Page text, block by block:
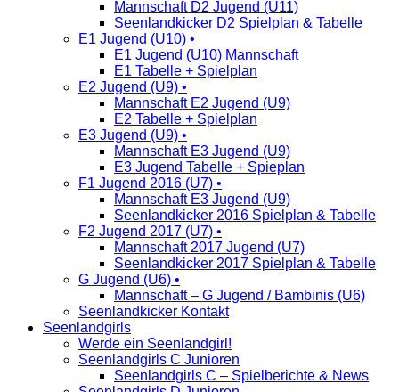
Mannschaft D2 Jugend (U11)
Seenlandkicker D2 Spielplan & Tabelle
E1 Jugend (U10) •
E1 Jugend (U10) Mannschaft
E1 Tabelle + Spielplan
E2 Jugend (U9) •
Mannschaft E2 Jugend (U9)
E2 Tabelle + Spielplan
E3 Jugend (U9) •
Mannschaft E3 Jugend (U9)
E3 Jugend Tabelle + Spieplan
F1 Jugend 2016 (U7) •
Mannschaft E3 Jugend (U9)
Seenlandkicker 2016 Spielplan & Tabelle
F2 Jugend 2017 (U7) •
Mannschaft 2017 Jugend (U7)
Seenlandkicker 2017 Spielplan & Tabelle
G Jugend (U6) •
Mannschaft – G Jugend / Bambinis (U6)
Seenlandkicker Kontakt
Seenlandgirls
Werde ein Seenlandgirl!
Seenlandgirls C Junioren
Seenlandgirls C – Spielberichte & News